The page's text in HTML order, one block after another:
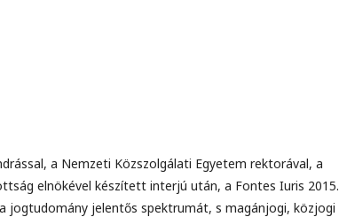
a Nemzeti Közszolgálati Egyetem rektorával, a
elnökével készített interjú után, a Fontes Iuris 2015.
jogtudomány jelentős spektrumát, s magánjogi, közjogi